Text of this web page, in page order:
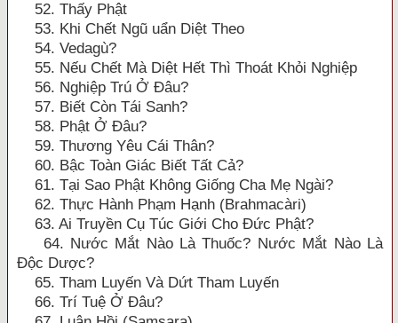
52. Thấy Phật
53. Khi Chết Ngũ uẩn Diệt Theo
54. Vedagù?
55. Nếu Chết Mà Diệt Hết Thì Thoát Khỏi Nghiệp
56. Nghiệp Trú Ở Đâu?
57. Biết Còn Tái Sanh?
58. Phật Ở Đâu?
59. Thương Yêu Cái Thân?
60. Bậc Toàn Giác Biết Tất Cả?
61. Tại Sao Phật Không Giống Cha Mẹ Ngài?
62. Thực Hành Phạm Hạnh (Brahmacàri)
63. Ai Truyền Cụ Túc Giới Cho Đức Phật?
64. Nước Mắt Nào Là Thuốc? Nước Mắt Nào Là
Độc Dược?
65. Tham Luyến Và Dứt Tham Luyến
66. Trí Tuệ Ở Đâu?